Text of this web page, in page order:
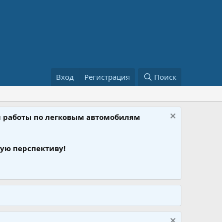
Вход Регистрация Поиск
работы по легковым автомобилям
перспективу!